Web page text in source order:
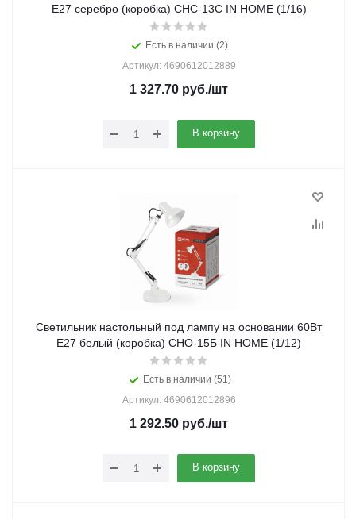
E27 серебро (коробка) СНС-13С IN HOME (1/16)
Есть в наличии (2)
Артикул: 4690612012889
1 327.70 руб./шт
В корзину
Светильник настольный под лампу на основании 60Вт
E27 белый (коробка) СНО-15Б IN HOME (1/12)
Есть в наличии (51)
Артикул: 4690612012896
1 292.50 руб./шт
В корзину